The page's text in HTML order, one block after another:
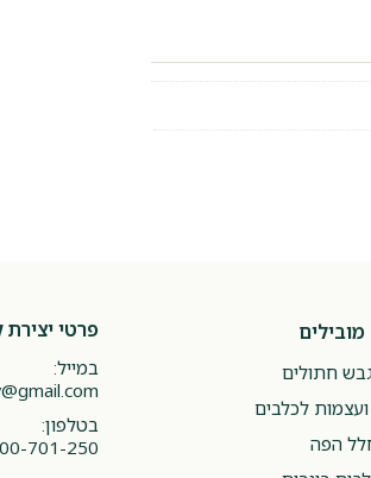
חתולים
לכלבים
הפה
פרטי
במייל:
בטלפון:
701-250